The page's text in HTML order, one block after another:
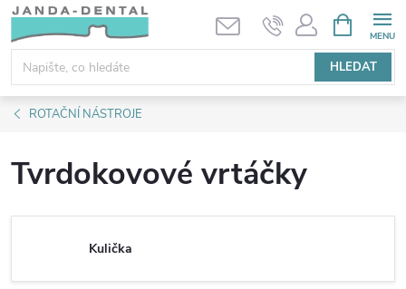
Přejít
obsah
HLEDAT
NÁKUPNÍ
KOŠÍK
ROTAČNÍ NÁSTROJE
Tvrdokovové vrtáčky
Kulička